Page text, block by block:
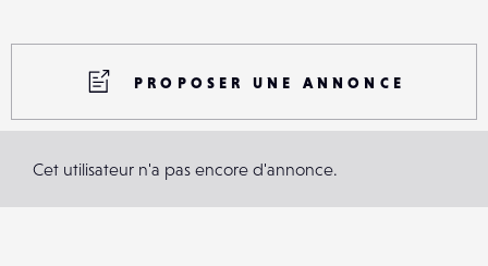
CONTACTS
ÉVÉNEMENTS
PROPOSER UNE ANNONCE
Cet utilisateur n'a pas encore d'annonce.